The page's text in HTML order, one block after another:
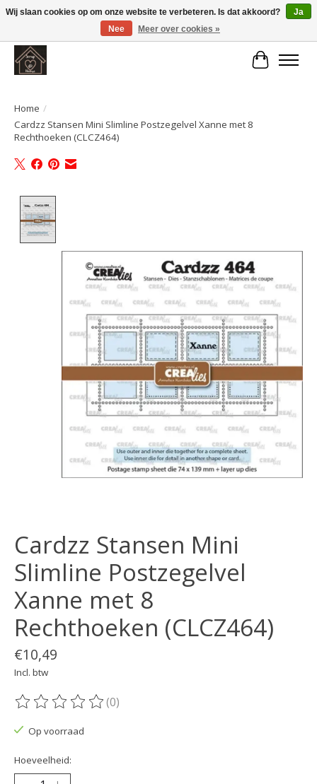
Large selection of products and fast shipping!
Home /
Cardzz Stansen Mini Slimline Postzegelvel Xanne met 8
Rechthoeken (CLCZ464)
Cardzz Stansen Mini
Slimline Postzegelvel
Xanne met 8
Rechthoeken (CLCZ464)
€10,49
Incl. btw
De beoordeling van dit product is
(0)
Op voorraad
Hoeveelheid:
Wij slaan cookies op om onze website te verbeteren. Is dat akkoord?
Ja
Nee
Meer over cookies »